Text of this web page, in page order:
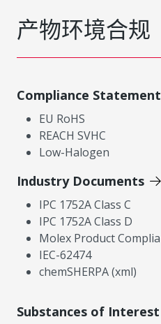
产物环境合规
Compliance
EU RoHS
REACH SVHC
Low-Halogen
Industry Documents
IPC 1752A Class C
IPC 1752A Class D
Molex Product
IEC-62474
chemSHERPA (xml)
Substances of Interest